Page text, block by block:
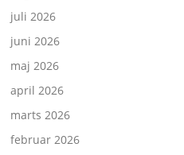
juli 2026
juni 2026
maj 2026
april 2026
marts 2026
februar 2026